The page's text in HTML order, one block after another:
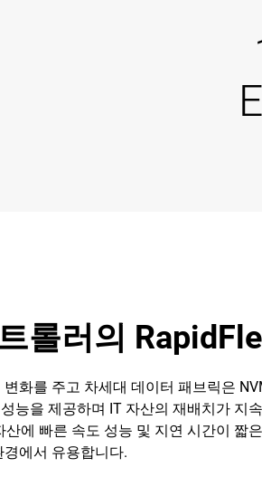
롤러의
화를 주고 차세대 데이터 패브릭은
능을 제공하며 IT 자산의 재배치가 지
산에 빠른 속도 성능 및 지연 시간이
에서 유용합니다.